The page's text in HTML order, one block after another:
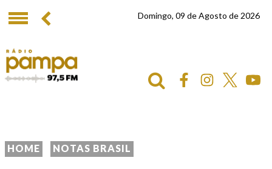
Domingo, 09 de Agosto de 2026
HOME NOTAS BRASIL